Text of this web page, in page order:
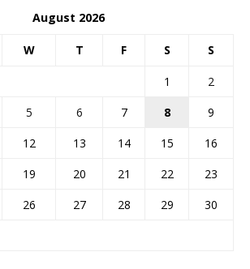
August 2026
W T F S S
1
2
5 6 7 8
9
12 13 14 15
16
19 20 21 22
23
26 27 28 29
30